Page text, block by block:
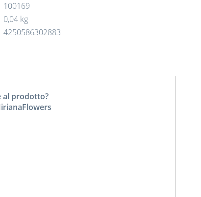
100169
0,04 kg
4250586302883
al prodotto?